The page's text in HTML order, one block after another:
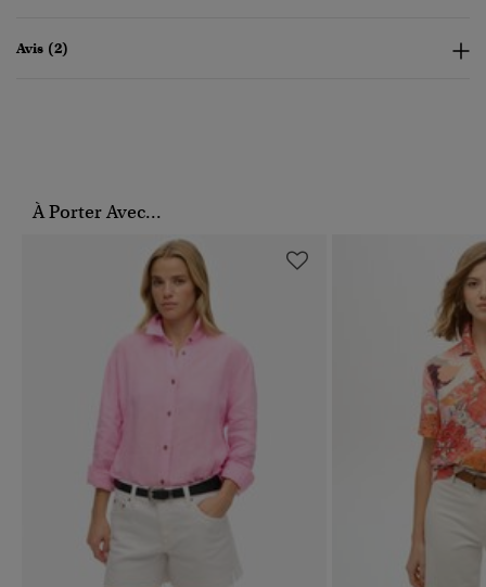
Avis (2)
À Porter Avec...